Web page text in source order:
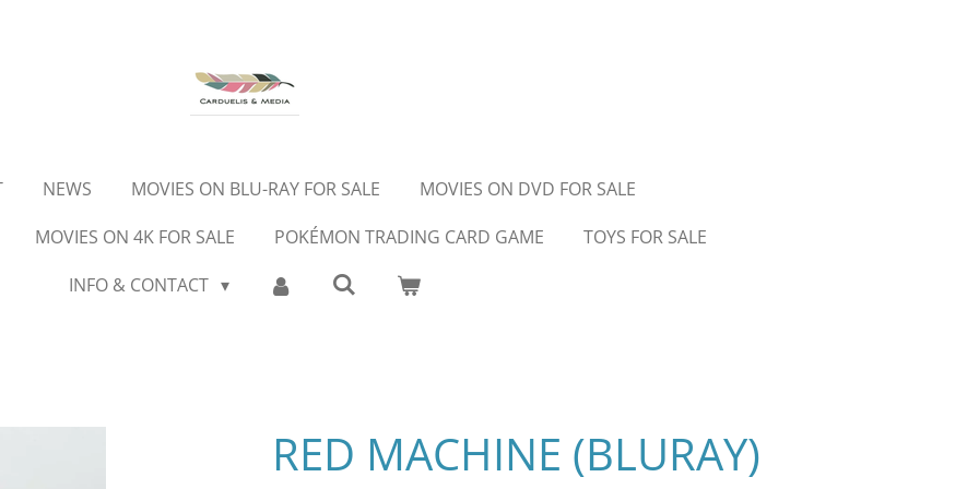
NEWS MOVIES ON BLU-RAY FOR SALE
MOVIES ON DVD FOR SALE
MOVIES ON 4K FOR SALE
POKÉMON TRADING CARD GAME
TOYS FOR SALE
INFO & CONTACT
RED MACHINE (BLURAY)